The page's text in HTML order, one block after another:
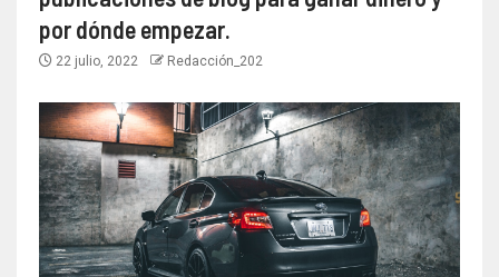
por dónde empezar.
22 julio, 2022 Redacción_202